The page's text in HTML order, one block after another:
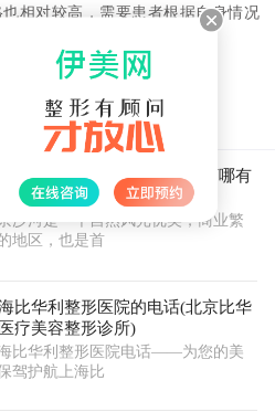
相对较高，需要患者根据自身情况
京沙河哪有整形医院(北京沙河哪有
医院最好)
沙河是一个自然风光优美，商业繁
地区，也是首
海比华利整形医院的电话(北京比华
疗美容整形诊所)
海比华利整形医院电话——为您的美
驾护航上海比